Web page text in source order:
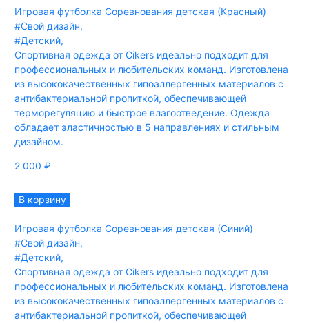
Игровая футболка Соревнования детская (Красный)
#Свой дизайн,
#Детский,
Спортивная одежда от Cikers идеально подходит для
профессиональных и любительских команд. Изготовлена
из высококачественных гипоаллергенных материалов с
антибактериальной пропиткой, обеспечивающей
терморегуляцию и быстрое влагоотведение. Одежда
обладает эластичностью в 5 направлениях и стильным
дизайном.
2 000 ₽
В корзину
Игровая футболка Соревнования детская (Синий)
#Свой дизайн,
#Детский,
Спортивная одежда от Cikers идеально подходит для
профессиональных и любительских команд. Изготовлена
из высококачественных гипоаллергенных материалов с
антибактериальной пропиткой, обеспечивающей